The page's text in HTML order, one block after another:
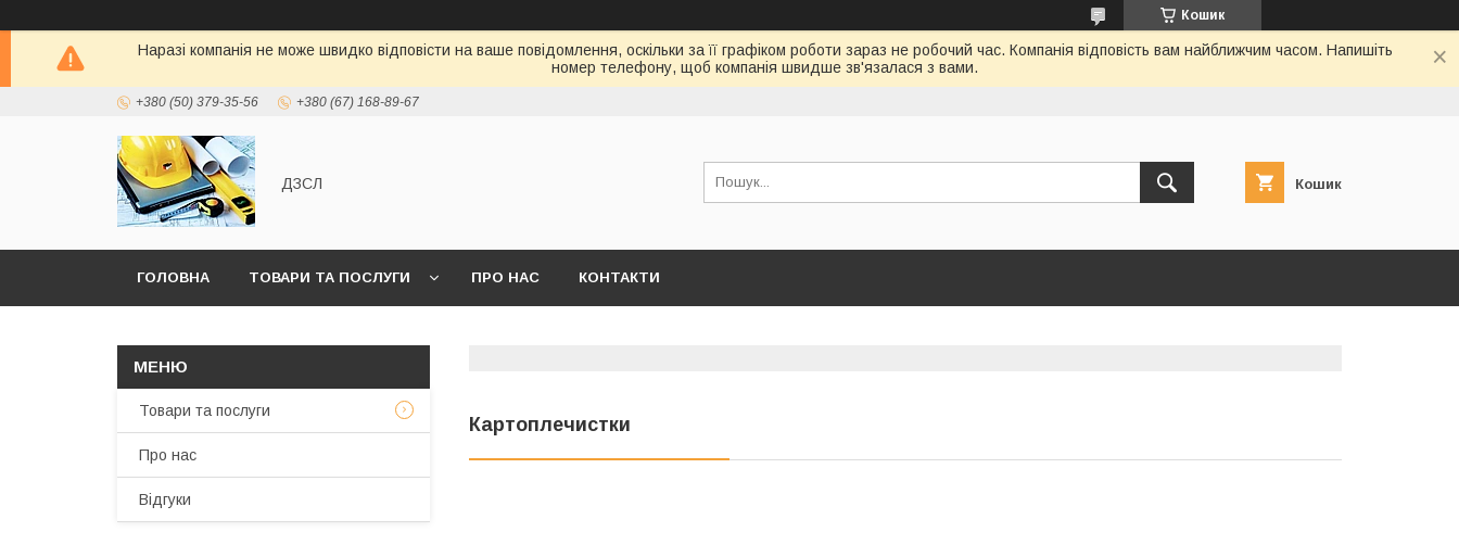
Кошик
Наразі компанія не може швидко відповісти на ваше повідомлення, оскільки за її графіком роботи зараз не робочий час. Компанія відповість вам найближчим часом. Напишіть
номер телефону, щоб компанія швидше зв'язалася з вами.
+380 (50) 379-35-56 +380 (67) 168-89-67
ДЗСЛ Кошик
ГОЛОВНА ТОВАРИ ТА ПОСЛУГИ ПРО НАС КОНТАКТИ
Картоплечистки
Товари та послуги
Про нас
Відгуки